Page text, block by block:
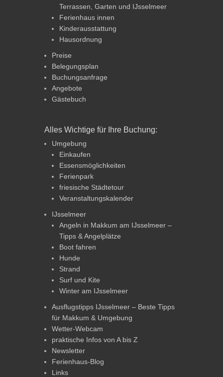
Terrassen, Garten und IJsselmeer
Ferienhaus innen
Kinderausstattung
Hausordnung
Preise
Belegungsplan
Buchungsanfrage
Angebote
Gästebuch
Alles Wichtige für Ihre Buchung:
Umgebung
Einkaufen
Essensmöglichkeiten
Ferienpark
friesische Städtetour
Veranstaltungskalender
IJsselmeer
Angeln in Makkum am IJsselmeer –
Tipps & Angelplätze
Boot fahren
Hunde
Strand
Surf und Kite
Winter am IJsselmeer
Ausflugstipps IJsselmeer – Beste Tipps
für Makkum & Umgebung
Wetter-Webcam
praktische Infos von A bis Z
Newsletter
Ferienhaus-Blog
Links